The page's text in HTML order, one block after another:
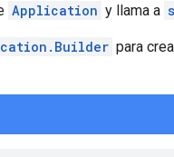
Application y llama a
para